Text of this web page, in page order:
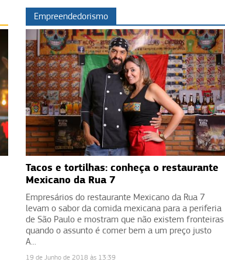
Empreendedorismo
Tacos e tortilhas: conheça o restaurante
Mexicano da Rua 7
Empresários do restaurante Mexicano da Rua 7
levam o sabor da comida mexicana para a periferia
de São Paulo e mostram que não existem fronteiras
quando o assunto é comer bem a um preço justo
A...
19 de Junho de 2018 às 13:39